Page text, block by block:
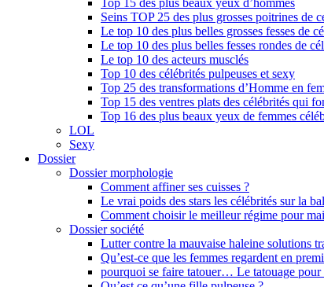
Top 15 des plus beaux yeux d’hommes
Seins TOP 25 des plus grosses poitrines de
Le top 10 des plus belles grosses fesses de
Le top 10 des plus belles fesses rondes de
Le top 10 des acteurs musclés
Top 10 des célébrités pulpeuses et sexy
Top 25 des transformations d’Homme en
Top 15 des ventres plats des célébrités qui
Top 16 des plus beaux yeux de femmes
LOL
Sexy
Dossier
Dossier morphologie
Comment affiner ses cuisses ?
Le vrai poids des stars les célébrités sur la
Comment choisir le meilleur régime pour
Dossier société
Lutter contre la mauvaise haleine solutions
Qu’est-ce que les femmes regardent en
pourquoi se faire tatouer… Le tatouage pour